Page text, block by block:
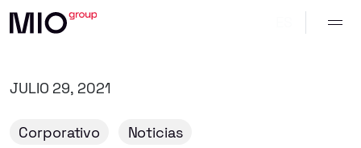
JULIO 29, 2021
Corporativo Noticias